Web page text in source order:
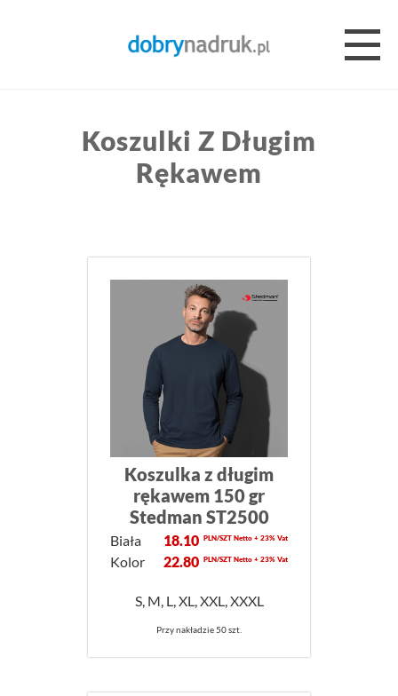
Koszulki Z Długim
Rękawem
Koszulka z długim
rękawem 150 gr
Stedman ST2500
Biała 18.10 PLN/SZT Netto + 23% Vat
Kolor 22.80 PLN/SZT Netto + 23% Vat
S, M, L, XL, XXL, XXXL
Przy nakładzie 50 szt.